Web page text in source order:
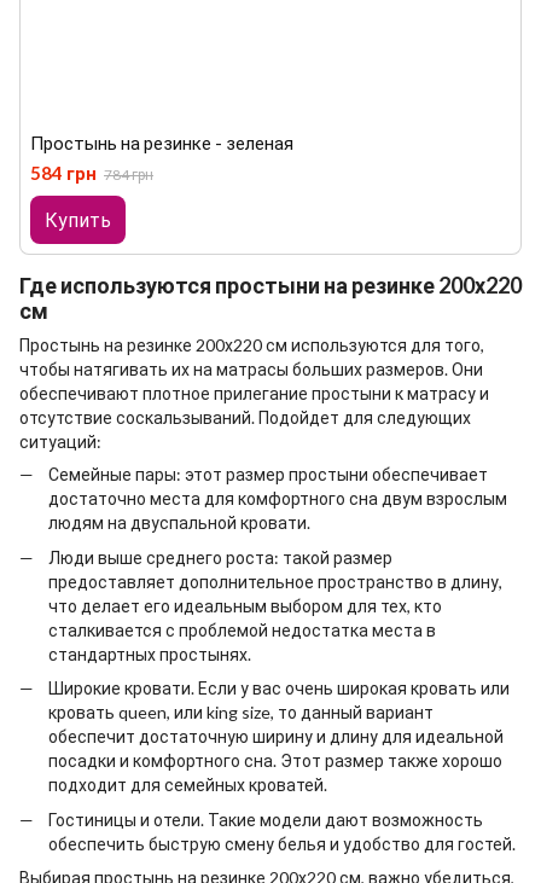
Простынь на резинке - зеленая
584 грн 784 грн
Купить
Где используются простыни на резинке 200х220
см
Простынь на резинке 200х220см используются для того,
чтобы натягивать их на матрасы больших размеров. Они
обеспечивают плотное прилегание простыни к матрасу и
отсутствие соскальзываний. Подойдет для следующих
ситуаций:
Семейные пары: этот размер простыни обеспечивает
достаточно места для комфортного сна двум взрослым
людям на двуспальной кровати.
Люди выше среднего роста: такой размер
предоставляет дополнительное пространство в длину,
что делает его идеальным выбором для тех, кто
сталкивается с проблемой недостатка места в
стандартных простынях.
Широкие кровати. Если у вас очень широкая кровать или
кровать queen, или king size, то данный вариант
обеспечит достаточную ширину и длину для идеальной
посадки и комфортного сна. Этот размер также хорошо
подходит для семейных кроватей.
Гостиницы и отели. Такие модели дают возможность
обеспечить быструю смену белья и удобство для гостей.
Выбирая простынь на резинке 200х220см, важно убедиться,